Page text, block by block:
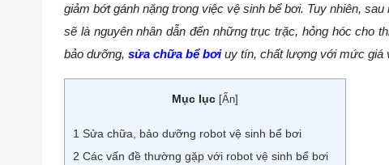
giảm bớt gánh nặng trong việc vệ sinh bể bơi. Tuy nhiên,
sẽ là nguyên nhân dẫn đến những trục trặc, hỏng hóc cho
bảo dưỡng, sửa chữa bể bơiuy tín, chất lượng với mức giá
Mục lục [Ẩn]
1 Sửa chữa, bảo dưỡng robot vệ sinh bể bơi
2 Các vấn đề thường gặp với robot vệ sinh bể bơi